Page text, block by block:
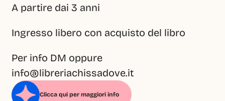
A partire dai 3 anni
Ingresso libero con acquisto del libro
Per info DM oppure
info@libreriachissadove.it
Clicca qui per maggiori info